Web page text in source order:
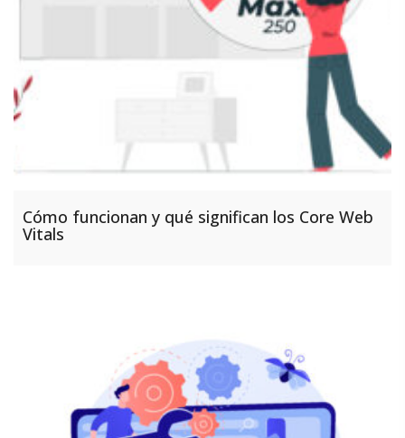
Cómo funcionan y qué significan los Core Web
Vitals